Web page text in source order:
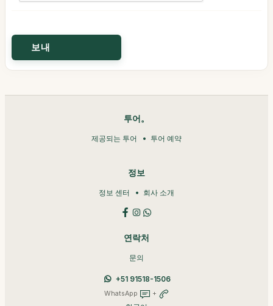
투어。
제공되는 투어 투어 예약
정보
정보 센터 회사 소개
연락처
문의
+51 91518-1506
WhatsApp +